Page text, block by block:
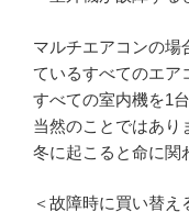
マルチエアコンの場
ているすべてのエア
すべての室内機を1
当然のことではあり
冬に起こると命に関
＜故障時に買い替え